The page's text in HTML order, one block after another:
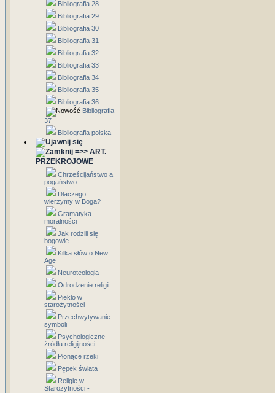
Bibliografia 28
Bibliografia 29
Bibliografia 30
Bibliografia 31
Bibliografia 32
Bibliografia 33
Bibliografia 34
Bibliografia 35
Bibliografia 36
Bibliografia
37
Bibliografia polska
=>> ART.
PRZEKROJOWE
Chrześcijaństwo a
pogaństwo
Dlaczego
wierzymy w Boga?
Gramatyka
moralności
Jak rodzili się
bogowie
Kilka słów o New
Age
Neuroteologia
Odrodzenie religii
Piekło w
starożytności
Przechwytywanie
symboli
Psychologiczne
źródła religijności
Płonące rzeki
Pępek świata
Religie w
Starożytności -